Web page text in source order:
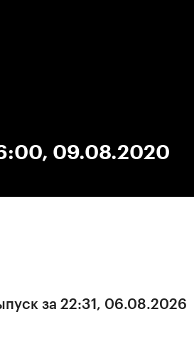
09.08.2020
за 22:31, 06.08.2026